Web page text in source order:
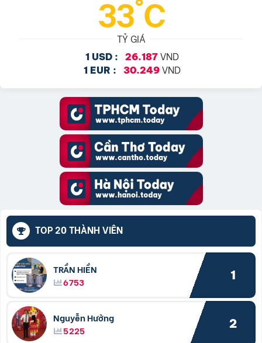
33°C
TỶ GIÁ
1 USD : 26.187 VND
1 EUR : 30.249 VND
TOP 20 THÀNH VIÊN
TRẦN HIỀN
6753
1
Nguyễn Hưởng
5225
2